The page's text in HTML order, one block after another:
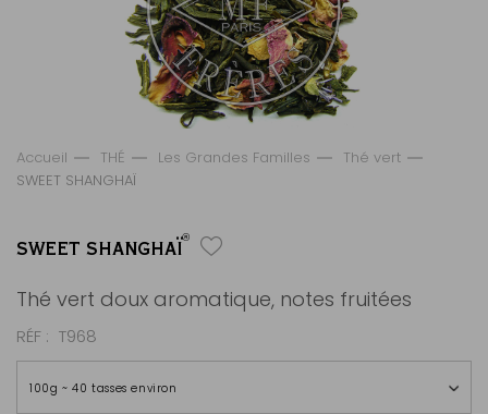
Accueil THÉ Les Grandes Familles
Thé vert
SWEET SHANGHAÏ
SWEET SHANGHAÏ®
Thé vert doux aromatique, notes fruitées
RÉF T968
100g ~ 40 tasses environ